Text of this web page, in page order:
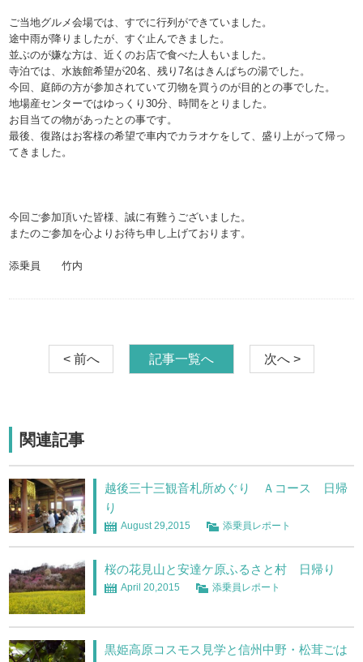
ご当地グルメ会場では、すでに行列ができていました。
途中雨が降りましたが、すぐ止んできました。
並ぶのが嫌な方は、近くのお店で食べた人もいました。
寺泊では、水族館希望が20名、残り7名はきんぱちの湯でした。
今回、庭師の方が参加されていて刃物を買うのが目的との事でした。
地場産センターではゆっくり30分、時間をとりました。
お目当ての物があったとの事です。
最後、復路はお客様の希望で車内でカラオケをして、盛り上がって帰っ
てきました。
今回ご参加頂いた皆様、誠に有難うございました。
またのご参加を心よりお待ち申し上げております。
添乗員 竹内
< 前へ 記事一覧へ 次へ >
関連記事
越後三十三観音札所めぐり Ａコース 日帰
り
August 29,2015 添乗員レポート
桜の花見山と安達ケ原ふるさと村 日帰り
April 20,2015 添乗員レポート
黒姫高原コスモス見学と信州中野・松茸ごは